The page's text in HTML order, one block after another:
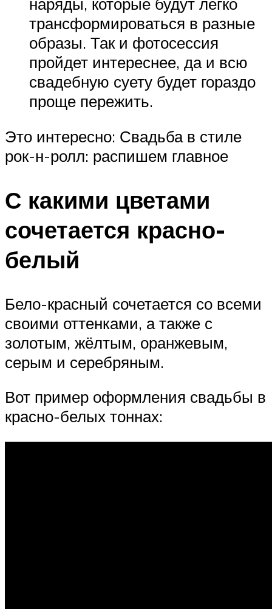
трансформироваться в разные
образы. Так и фотосессия
пройдет интереснее, да и всю
свадебную суету будет гораздо
проще пережить.
Это интересно: Свадьба в стиле
рок-н-ролл: распишем главное
С какими цветами
сочетается красно-
белый
Бело-красный сочетается со всеми
своими оттенками, а также с
золотым, жёлтым, оранжевым,
серым и серебряным.
Вот пример оформления свадьбы в
красно-белых тоннах: